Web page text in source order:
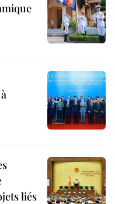
liés